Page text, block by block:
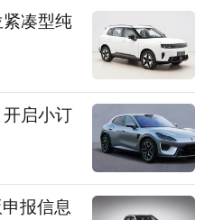
凑型纯
启小订
报信息